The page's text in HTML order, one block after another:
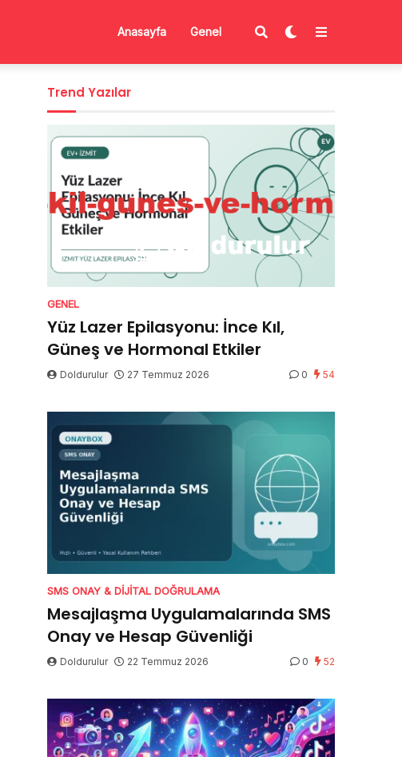
Anasayfa Genel
Trend Yazılar
GENEL
Yüz Lazer Epilasyonu: İnce Kıl,
Güneş ve Hormonal Etkiler
Doldurulur 27 Temmuz 2026 0 54
SMS ONAY & DIJITAL DOĞRULAMA
Mesajlaşma Uygulamalarında SMS
Onay ve Hesap Güvenliği
Doldurulur 22 Temmuz 2026 0 52